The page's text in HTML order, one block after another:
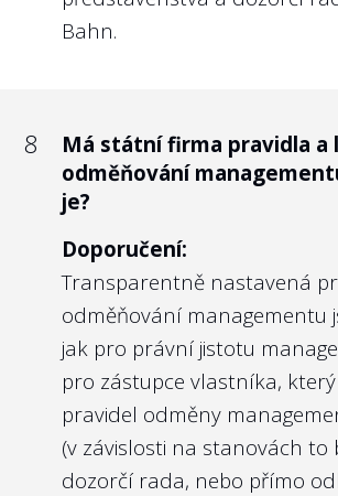
Bahn.
8
Má státní firma pravidla a
odměňování
je?
Doporučení:
Transparentně nastavená
odměňování managementu
jak pro právní jistotu
pro zástupce vlastníka,
pravidel odměny
(v závislosti na stanovách to
dozorčí rada, nebo přímo